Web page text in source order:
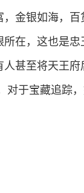
金银如海，
在，这也是
甚至将天王
于宝藏追踪